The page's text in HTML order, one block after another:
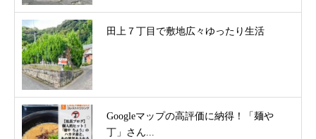
田上７丁目で敷地広々ゆったり生活
Googleマップの高評価に納得！「麺や
丁」さん...